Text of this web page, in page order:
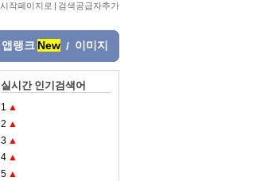
시작페이지로 | 검색공급자추가
앱랭크 New / 이미지
실시간 인기검색어
1 ▲
2 ▲
3 ▲
4 ▲
5 ▲